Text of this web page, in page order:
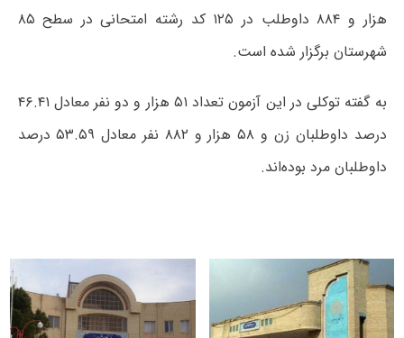
هزار و ۸۸۴ داوطلب در ۱۲۵ کد رشته امتحانی در سطح ۸۵
شهرستان برگزار شده است.
به گفته توکلی در این آزمون تعداد ۵۱ هزار و دو نفر معادل ۴۶.۴۱
درصد داوطلبان زن و ۵۸ هزار و ۸۸۲ نفر معادل ۵۳.۵۹ درصد
داوطلبان مرد بوده‌اند.